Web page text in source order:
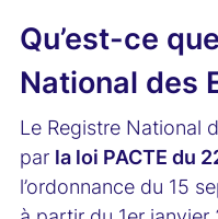
Qu’est-ce
National des
Le Registre National
par la loi PACTE du
l’ordonnance du 15